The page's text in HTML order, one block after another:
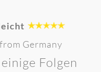
from Germany
Folgen